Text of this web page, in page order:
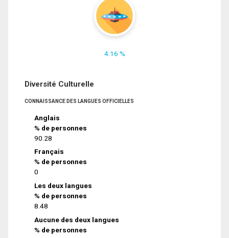
4.16 %
Diversité Culturelle
CONNAISSANCE DES LANGUES OFFICIELLES
Anglais
% de personnes
90.28
Français
% de personnes
0
Les deux langues
% de personnes
8.48
Aucune des deux langues
% de personnes